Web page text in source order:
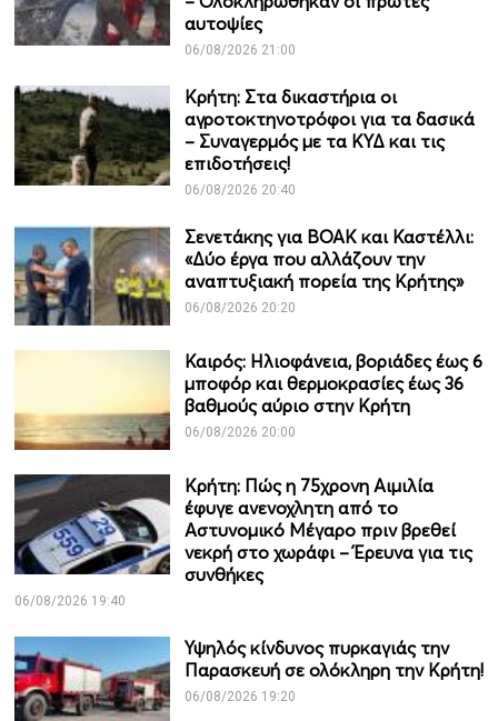
αυτοψίες
06/08/2026 21:00
Κρήτη: Στα δικαστήρια οι
αγροτοκτηνοτρόφοι για τα δασικά
– Συναγερμός με τα ΚΥΔ και τις
επιδοτήσεις!
06/08/2026 20:40
Σενετάκης για ΒΟΑΚ και Καστέλλι:
«Δύο έργα που αλλάζουν την
αναπτυξιακή πορεία της Κρήτης»
06/08/2026 20:20
Καιρός: Ηλιοφάνεια, βοριάδες έως 6
μποφόρ και θερμοκρασίες έως 36
βαθμούς αύριο στην Κρήτη
06/08/2026 20:00
Κρήτη: Πώς η 75χρονη Αιμιλία
έφυγε ανενοχλητη από το
Αστυνομικό Μέγαρο πριν βρεθεί
νεκρή στο χωράφι – Έρευνα για τις
συνθήκες
06/08/2026 19:40
Υψηλός κίνδυνος πυρκαγιάς την
Παρασκευή σε ολόκληρη την Κρήτη!
06/08/2026 19:20